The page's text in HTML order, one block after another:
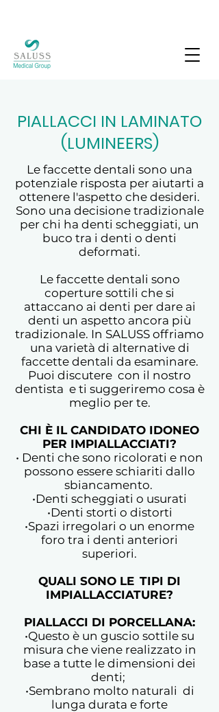
PIALLACCI IN LAMINATO
(LUMINEERS)
Le faccette dentali sono una
potenziale risposta per aiutarti a
ottenere l'aspetto che desideri.
Sono una decisione tradizionale
per chi ha denti scheggiati, un
buco tra i denti o denti
deformati.
Le faccette dentali sono
coperture sottili che si
attaccano ai denti per dare ai
denti un aspetto ancora più
tradizionale. In SALUSS offriamo
una varietà di alternative di
faccette dentali da esaminare.
Puoi discutere con il nostro
dentista e ti suggeriremo cosa è
meglio per te.
CHI È IL CANDIDATO IDONEO
PER IMPIALLACCIATI?
• Denti che sono ricolorati e non
possono essere schiariti dallo
sbiancamento.
•Denti scheggiati o usurati
•Denti storti o distorti
•Spazi irregolari o un enorme
foro tra i denti anteriori
superiori.
QUALI SONO LE TIPI DI
IMPIALLACCIATURE?
PIALLACCI DI PORCELLANA:
•Questo è un guscio sottile su
misura che viene realizzato in
base a tutte le dimensioni dei
denti;
•Sembrano molto naturali di
lunga durata e forte